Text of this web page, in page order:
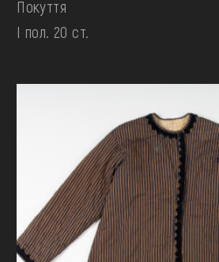
Покуття
І пол. 20 ст.